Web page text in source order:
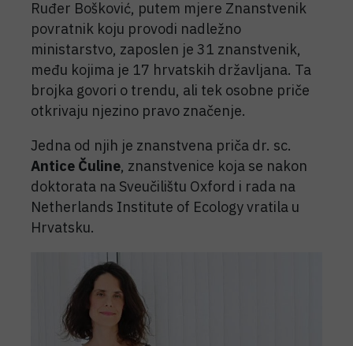
Ruđer Bošković, putem mjere Znanstvenik
povratnik koju provodi nadležno
ministarstvo, zaposlen je 31 znanstvenik,
među kojima je 17 hrvatskih državljana. Ta
brojka govori o trendu, ali tek osobne priče
otkrivaju njezino pravo značenje.
Jedna od njih je znanstvena priča dr. sc.
Antice Čuline, znanstvenice koja se nakon
doktorata na Sveučilištu Oxford i rada na
Netherlands Institute of Ecology vratila u
Hrvatsku.